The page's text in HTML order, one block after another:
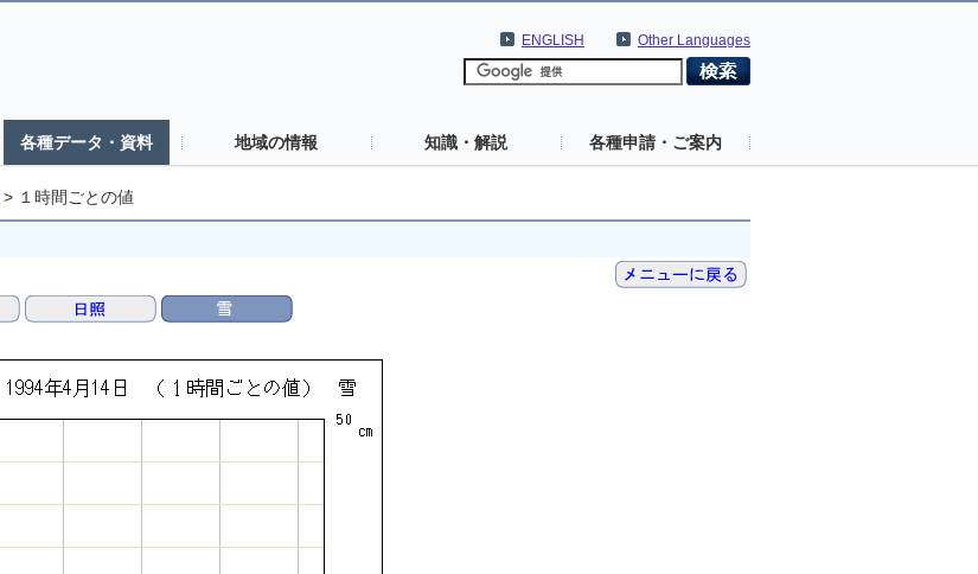
Other Languages
ENGLISH
各種データ・資料 地域の情報 知識・解説 各種申請・ご案内
> １時間ごとの値